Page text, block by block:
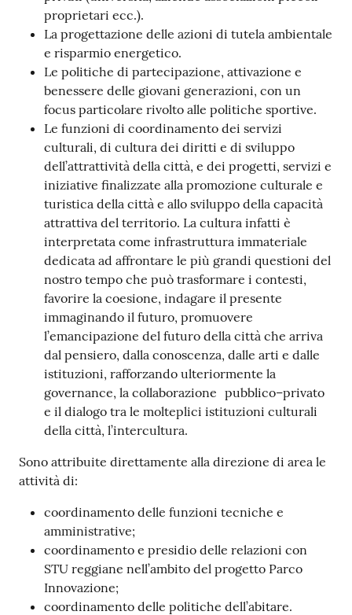
Seguici
proprietari ecc.).
La progettazione delle azioni di tutela ambientale
e risparmio energetico.
Le politiche di partecipazione, attivazione e
benessere delle giovani generazioni, con un
focus particolare rivolto alle politiche sportive.
Le funzioni di coordinamento dei servizi
culturali, di cultura dei diritti e di sviluppo
dell’attrattività della città, e dei progetti, servizi e
iniziative finalizzate alla promozione culturale e
turistica della città e allo sviluppo della capacità
attrattiva del territorio. La cultura infatti è
interpretata come infrastruttura immateriale
dedicata ad affrontare le più grandi questioni del
nostro tempo che può trasformare i contesti,
favorire la coesione, indagare il presente
immaginando il futuro, promuovere
l’emancipazione del futuro della città che arriva
dal pensiero, dalla conoscenza, dalle arti e dalle
istituzioni, rafforzando ulteriormente la
governance, la collaborazione pubblico–privato
e il dialogo tra le molteplici istituzioni culturali
della città, l’intercultura.
Sono attribuite direttamente alla direzione di area le
attività di:
coordinamento delle funzioni tecniche e
amministrative;
coordinamento e presidio delle relazioni con
STU reggiane nell’ambito del progetto Parco
Innovazione;
coordinamento delle politiche dell’abitare.